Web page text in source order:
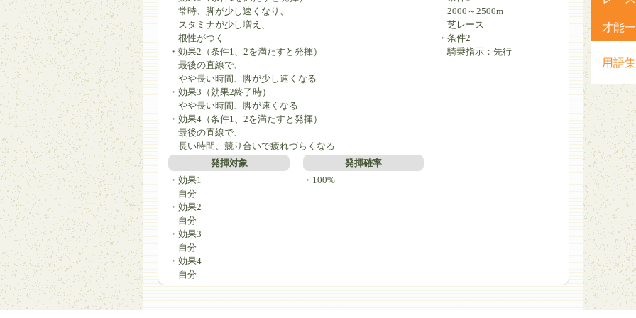
常時、脚が少し速くなり、
スタミナが少し増え、
根性がつく
・効果2（条件1、2を満たすと発揮）
最後の直線で、
やや長い時間、脚が少し速くなる
・効果3（効果2終了時）
やや長い時間、脚が速くなる
・効果4（条件1、2を満たすと発揮）
最後の直線で、
長い時間、競り合いで疲れづらくなる
2000～2500m
芝レース
・条件2
騎乗指示：先行
発揮対象
・効果1
自分
・効果2
自分
・効果3
自分
・効果4
自分
発揮確率
・100%
才能
用語集